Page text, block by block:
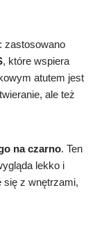
zastosowano
, które wspiera
atutem jest
ale też
na czarno. Ten
lekko i
się z wnętrzami,